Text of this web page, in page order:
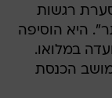
רגשות
היא הוסיפה
במלואו.
הכנסת